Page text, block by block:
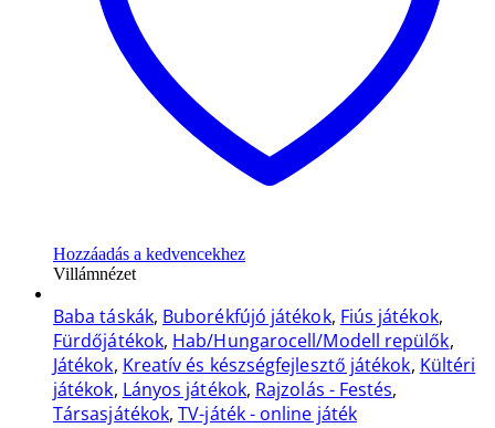
Hozzáadás a kedvencekhez
Villámnézet
Baba táskák, Buborékfújó játékok, Fiús játékok,
Fürdőjátékok, Hab/Hungarocell/Modell repülők,
Játékok, Kreatív és készségfejlesztő játékok, Kültéri
játékok, Lányos játékok, Rajzolás - Festés,
Társasjátékok,TV-játék - online játék